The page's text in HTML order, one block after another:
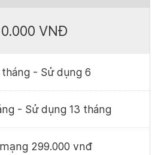
VNĐ
- Sử dụng 6
- Sử dụng 13 tháng
299.000 vnđ